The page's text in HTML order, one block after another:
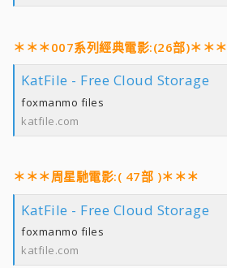
＊＊＊007系列經典電影:(26部)＊＊＊
KatFile - Free Cloud Storage
foxmanmo files
katfile.com
＊＊＊周星馳電影:( 47部 )＊＊＊
KatFile - Free Cloud Storage
foxmanmo files
katfile.com